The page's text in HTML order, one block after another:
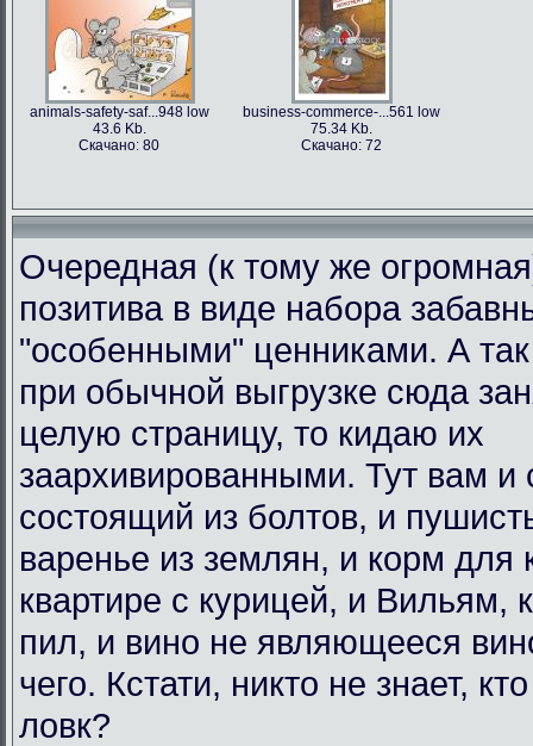
animals-safety-saf...948 low
43.6 Kb.
Скачано: 80
business-commerce-...561 low
75.34 Kb.
Скачано: 72
Очередная (к тому же
позитива в виде набора
"особенными" ценниками. А так
при обычной выгрузке сюда
целую страницу, то кидаю их
заархивированными. Тут вам и
состоящий из болтов, и
варенье из землян, и корм
квартире с курицей, и Вильям,
пил, и вино не являющееся
чего. Кстати, никто не знает,
ловк?